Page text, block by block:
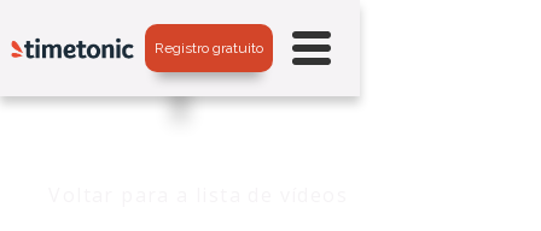
Registro gratuito